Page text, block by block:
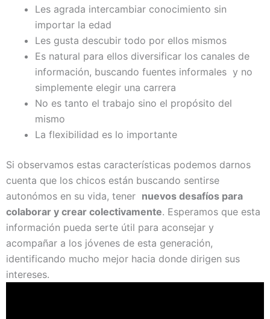
Les agrada intercambiar conocimiento sin
importar la edad
Les gusta descubir todo por ellos mismos
Es natural para ellos diversificar los canales de
información, buscando fuentes informales y no
simplemente elegir una carrera
No es tanto el trabajo sino el propósito del
mismo
La flexibilidad es lo importante
Si observamos estas características podemos darnos
cuenta que los chicos están buscando sentirse
autonómos en su vida, tener nuevos desafíos para
colaborar y crear colectivamente. Esperamos que esta
información pueda serte útil para aconsejar y
acompañar a los jóvenes de esta generación,
identificando mucho mejor hacia donde dirigen sus
intereses.